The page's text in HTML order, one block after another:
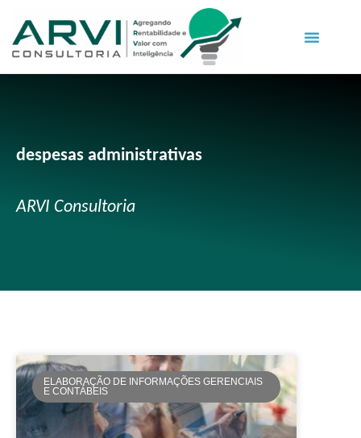
despesas administrativas
ARVI Consultoria
ELABORAÇÃO DE INFORMAÇÕES GERENCIAIS
E CONTÁBEIS